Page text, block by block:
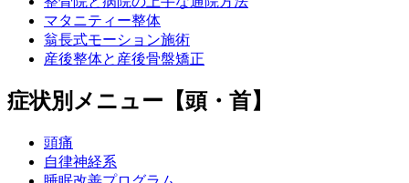
マタニティー整体
翁長式モーション施術
産後整体と産後骨盤矯正
症状別メニュー【頭・首】
頭痛
自律神経系